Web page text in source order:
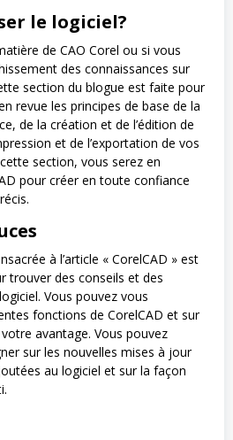
le logiciel?
de CAO Corel ou si vous
des connaissances sur
section du blogue est faite pour
revue les principes de base de la
de la création et de l’édition de
et de l’exportation de vos
section, vous serez en
pour créer en toute confiance
à l’article « CorelCAD » est
trouver des conseils et des
Vous pouvez vous
fonctions de CorelCAD et sur
avantage. Vous pouvez
sur les nouvelles mises à jour
au logiciel et sur la façon